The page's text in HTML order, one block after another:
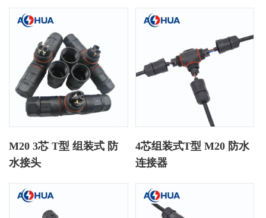
M20 3芯 T型 组装式 防
水接头
4芯组装式T型 M20 防水
连接器